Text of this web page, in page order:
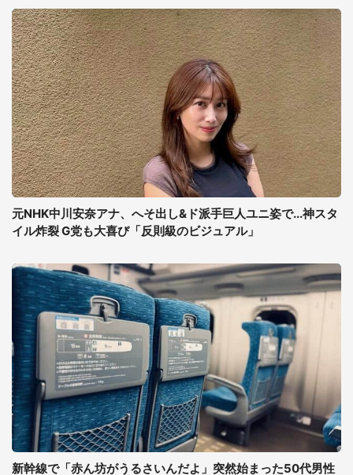
元NHK中川安奈アナ、へそ出し&ド派手巨人ユニ姿で...神スタ
イル炸裂 G党も大喜び「反則級のビジュアル」
新幹線で「赤ん坊がうるさいんだよ」突然始まった50代男性